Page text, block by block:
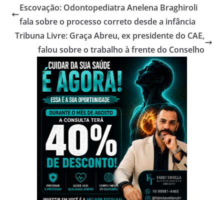
Escovação: Odontopediatra Anelena Braghiroli
fala sobre o processo correto desde a infância
Tribuna Livre: Graça Abreu, ex presidente do CAE,
falou sobre o trabalho à frente do Conselho